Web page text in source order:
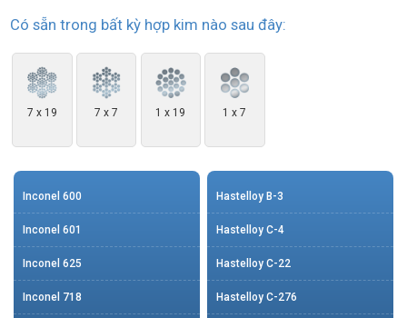
Có sẵn trong bất kỳ hợp kim nào sau đây:
7 x 19 7 x 7 1 x 19 1 x 7
Inconel 600
Inconel 601
Inconel 625
Inconel 718
Hastelloy B-3
Hastelloy C-4
Hastelloy C-22
Hastelloy C-276